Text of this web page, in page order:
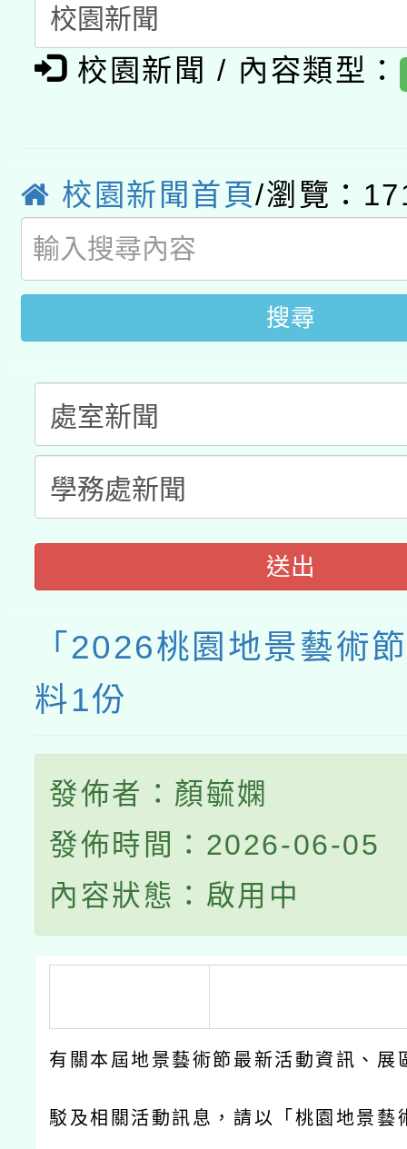
「數位內容與教學軟體
pilot」
有關大陸委員會函釋公
用水績優單位及節水達
動」
桃園市孔廟祈福系列
開 智慧啟航」
2026年桃園地景藝術
校園新聞 / 內容類型：
校園新聞首頁/瀏覽：
搜尋
送出
「2026桃園地景藝術
料1份
發佈者：顏毓嫻
發佈時間：2026-06-05
內容狀態：啟用中
有關本屆地景藝術節最新活動資訊、展
駁及相關活動訊息，請以「桃園地景